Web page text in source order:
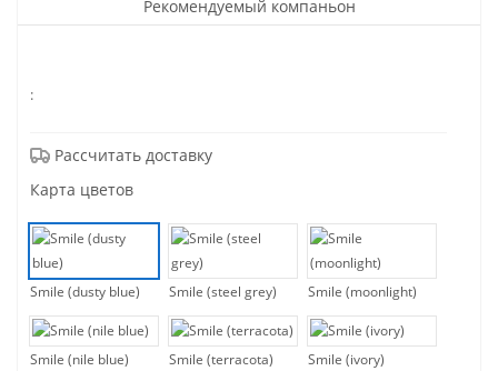
Рекомендуемый компаньон
:
Рассчитать доставку
Карта цветов
Smile (dusty blue) Smile (steel grey) Smile (moonlight)
Smile (nile blue) Smile (terracota) Smile (ivory)